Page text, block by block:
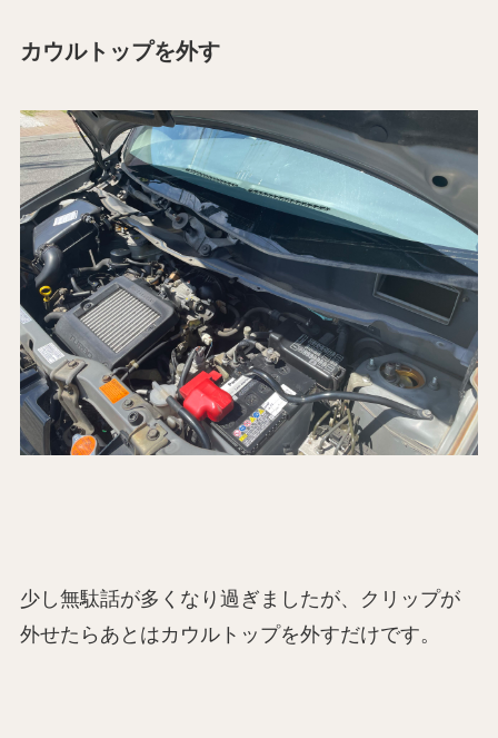
カウルトップを外す
少し無駄話が多くなり過ぎましたが、クリップが
外せたらあとはカウルトップを外すだけです。